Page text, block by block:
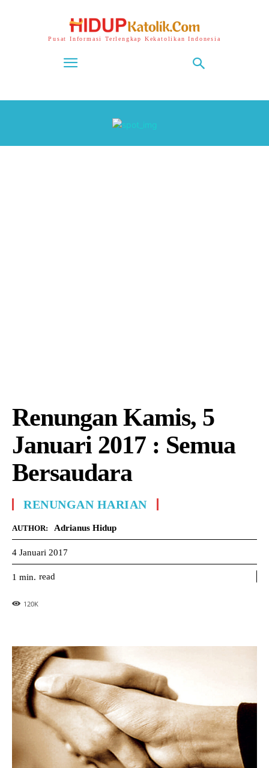
Pusat Informasi Terlengkap Kekatolikan Indonesia
Renungan Kamis, 5
Januari 2017 : Semua
Bersaudara
RENUNGAN HARIAN
AUTHOR: Adrianus Hidup
4 Januari 2017
1 min. read
120K